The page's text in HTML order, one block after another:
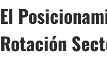
El
Rotación